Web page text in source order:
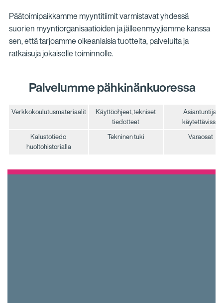
Päätoimipaikkamme myyntitiimit varmistavat yhdessä
suorien myyntiorganisaatioiden ja jälleenmyyjiemme kanssa
sen, että tarjoamme oikeanlaisia tuotteita, palveluita ja
ratkaisuja jokaiselle toiminnolle.
Palvelumme pähkinänkuoressa
Verkkokoulutusmateriaalit
Käyttöohjeet, tekniset
tiedotteet
Asiantuntijat
käytettävissä
Kalustotiedo
huoltohistorialla
Tekninen tuki Varaosat